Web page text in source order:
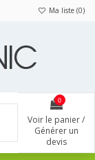
Ma liste (0)
0
Voir le panier /
Générer un
devis